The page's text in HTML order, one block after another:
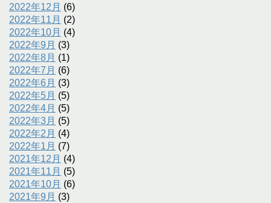
2022年12月 (6)
2022年11月 (2)
2022年10月 (4)
2022年9月 (3)
2022年8月 (1)
2022年7月 (6)
2022年6月 (3)
2022年5月 (5)
2022年4月 (5)
2022年3月 (5)
2022年2月 (4)
2022年1月 (7)
2021年12月 (4)
2021年11月 (5)
2021年10月 (6)
2021年9月 (3)